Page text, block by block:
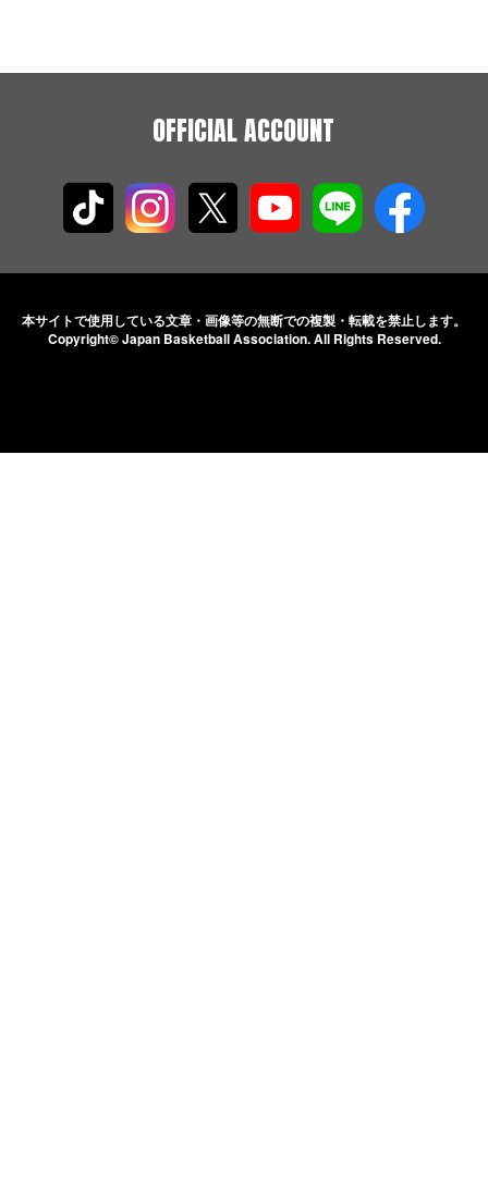
OFFICIAL ACCOUNT
本サイトで使用している文章・画像等の無断での複製・転載を禁止します。
Copyright© Japan Basketball Association.All Rights Reserved.